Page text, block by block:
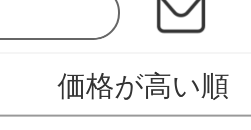
価格が高い順